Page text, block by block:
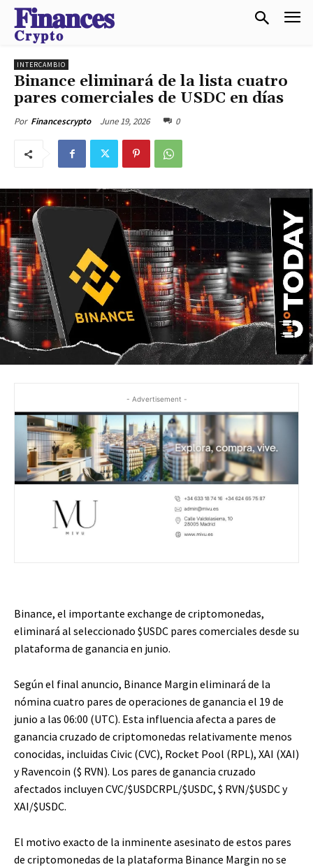
𝐅𝐢𝐧𝐚𝐧𝐜𝐞𝐬
𝐂𝐫𝐲𝐩𝐭𝐨
INTERCAMBIO
Binance eliminará de la lista cuatro
pares comerciales de USDC en días
Por Financescrypto June 19, 2026 0
- Advertisement -
Binance, el importante exchange de criptomonedas,
eliminará al seleccionado $USDC pares comerciales desde su
plataforma de ganancia en junio.
Según el final anuncio, Binance Margin eliminará de la
nómina cuatro pares de operaciones de ganancia el 19 de
junio a las 06:00 (UTC). Esta influencia afecta a pares de
ganancia cruzado de criptomonedas relativamente menos
conocidas, incluidas Civic (CVC), Rocket Pool (RPL), XAI (XAI)
y Ravencoin ($ RVN). Los pares de ganancia cruzado
afectados incluyen CVC/$USDCRPL/$USDC, $ RVN/$USDCy
XAI/$USDC.
El motivo exacto de la inminente asesinato de estos pares
de criptomonedas de la plataforma Binance Margin no se